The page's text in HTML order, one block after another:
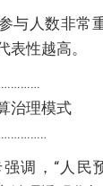
与人数非常
表性越高。
治理模式
调，“人民